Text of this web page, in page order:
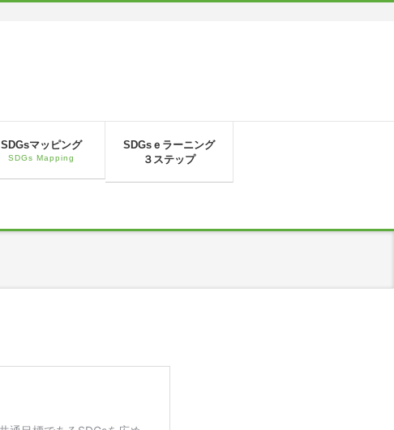
SDGsマッピング
SDGs Mapping
SDGsｅラーニング
３ステップ